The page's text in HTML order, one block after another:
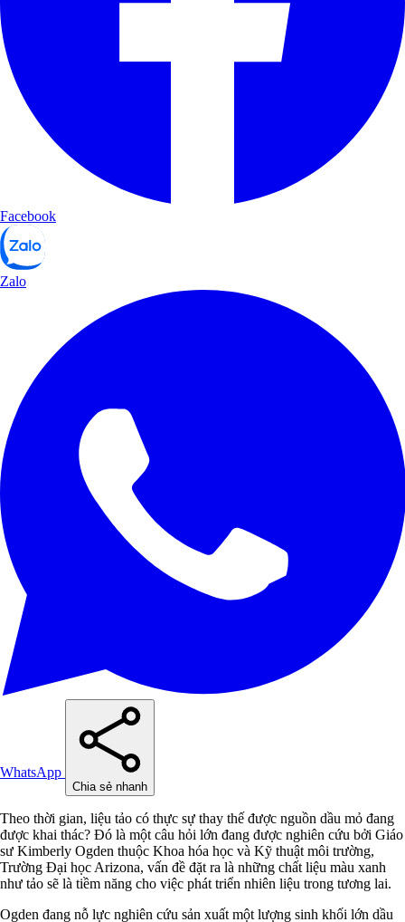
Facebook
Zalo
WhatsApp
Chia sẻ nhanh
Theo thời gian, liệu tảo có thực sự thay thế được nguồn dầu mỏ đang
được khai thác? Đó là một câu hỏi lớn đang được nghiên cứu bởi Giáo
sư Kimberly Ogden thuộc Khoa hóa học và Kỹ thuật môi trường,
Trường Đại học Arizona, vấn đề đặt ra là những chất liệu màu xanh
như tảo sẽ là tiềm năng cho việc phát triển nhiên liệu trong tương lai.
Ogden đang nỗ lực nghiên cứu sản xuất một lượng sinh khối lớn dầu